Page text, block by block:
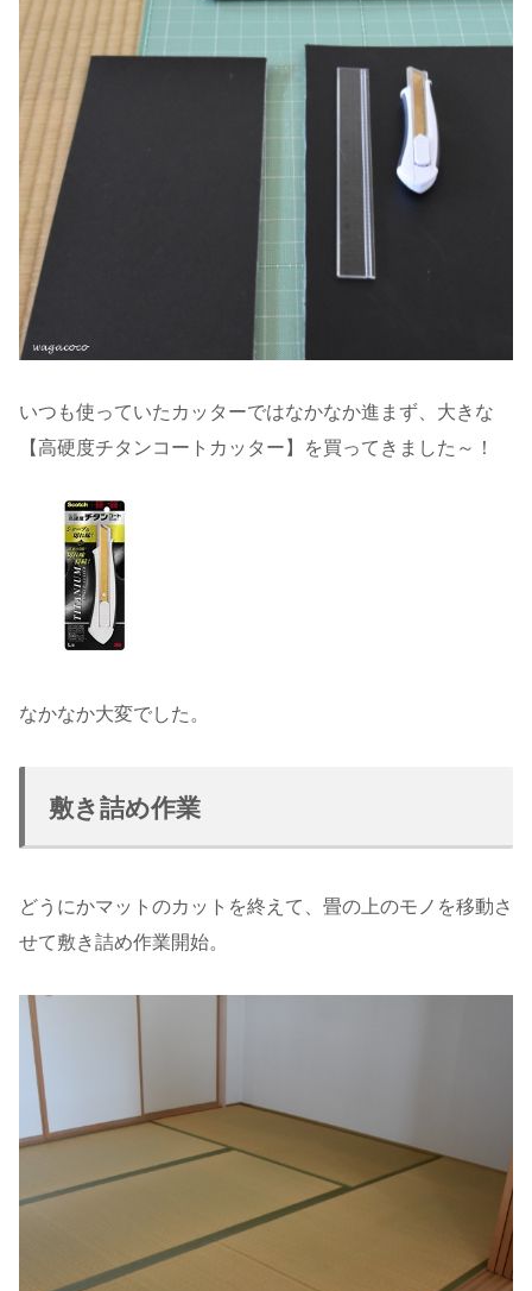
いつも使っていたカッターではなかなか進まず、大きな
【高硬度チタンコートカッター】を買ってきました～！
なかなか大変でした。
敷き詰め作業
どうにかマットのカットを終えて、畳の上のモノを移動さ
せて敷き詰め作業開始。